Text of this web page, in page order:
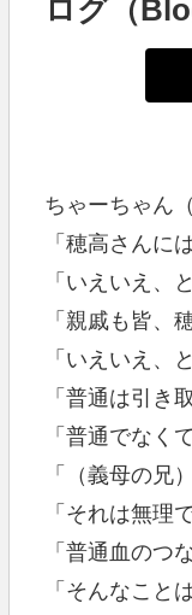
ログ（
ちゃーちゃん
「穂高さんに
「いえいえ、
「親戚も皆、
「いえいえ、
「普通は引き
「普通でなく
「（義母の兄
「それは無理
「普通血のつ
「そんなこと